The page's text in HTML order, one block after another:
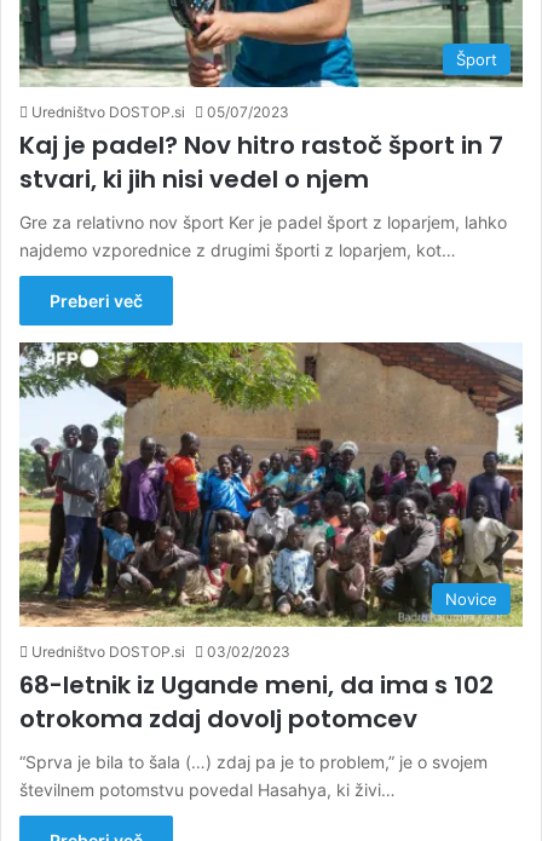
Šport
Uredništvo DOSTOP.si 05/07/2023
Kaj je padel? Nov hitro rastoč šport in 7
stvari, ki jih nisi vedel o njem
Gre za relativno nov šport Ker je padel šport z loparjem, lahko
najdemo vzporednice z drugimi športi z loparjem, kot…
Preberi več
Novice
Uredništvo DOSTOP.si 03/02/2023
68-letnik iz Ugande meni, da ima s 102
otrokoma zdaj dovolj potomcev
“Sprva je bila to šala (…) zdaj pa je to problem,” je o svojem
številnem potomstvu povedal Hasahya, ki živi…